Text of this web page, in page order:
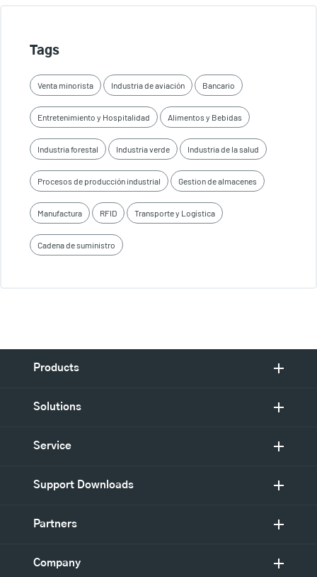
Tags
Venta minorista Industria de aviación Bancario
Entretenimiento y Hospitalidad Alimentos y Bebidas
Industria forestal Industria verde Industria de la salud
Procesos de producción industrial Gestion de almacenes
Manufactura RFID Transporte y Logística
Cadena de suministro
Products
Solutions
Service
Support Downloads
Partners
Company